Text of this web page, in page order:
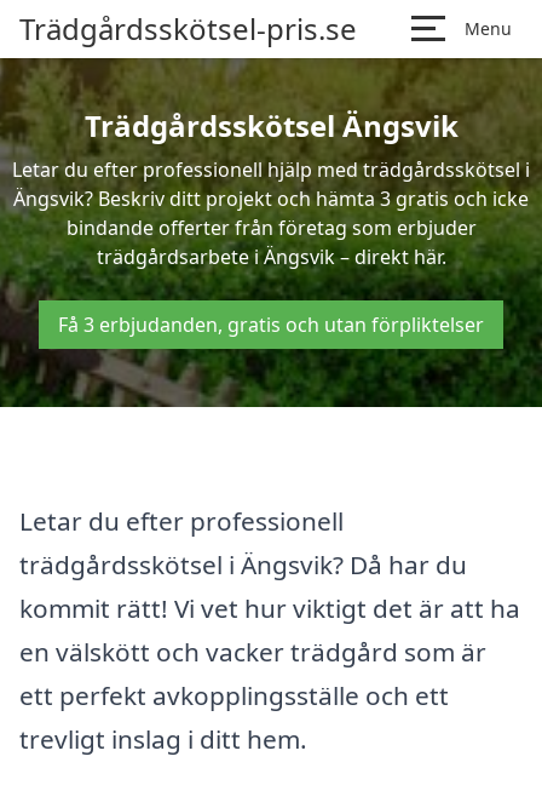
Trädgårdsskötsel-pris.se Menu
Trädgårdsskötsel Ängsvik
Letar du efter professionell hjälp med trädgårdsskötsel i
Ängsvik? Beskriv ditt projekt och hämta 3 gratis och icke
bindande offerter från företag som erbjuder
trädgårdsarbete i Ängsvik – direkt här.
Få 3 erbjudanden, gratis och utan förpliktelser
Letar du efter professionell
trädgårdsskötsel i Ängsvik? Då har du
kommit rätt! Vi vet hur viktigt det är att ha
en välskött och vacker trädgård som är
ett perfekt avkopplingsställe och ett
trevligt inslag i ditt hem.